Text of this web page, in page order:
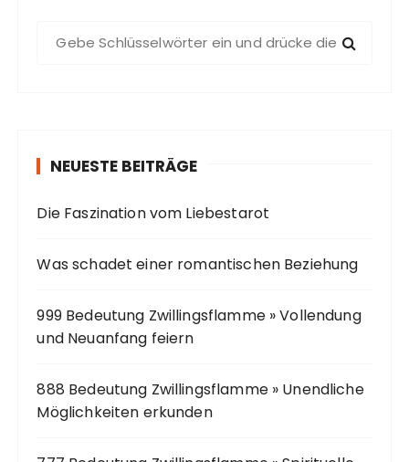
h
NEUESTE BEITRÄGE
Die Faszination vom Liebestarot
Was schadet einer romantischen Beziehung
999 Bedeutung Zwillingsflamme » Vollendung
und Neuanfang feiern
888 Bedeutung Zwillingsflamme » Unendliche
Möglichkeiten erkunden